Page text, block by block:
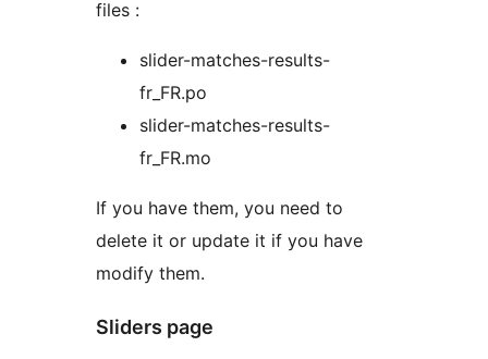
files :
slider-matches-results-
fr_FR.po
slider-matches-results-
fr_FR.mo
If you have them, you need to
delete it or update it if you have
modify them.
Sliders page